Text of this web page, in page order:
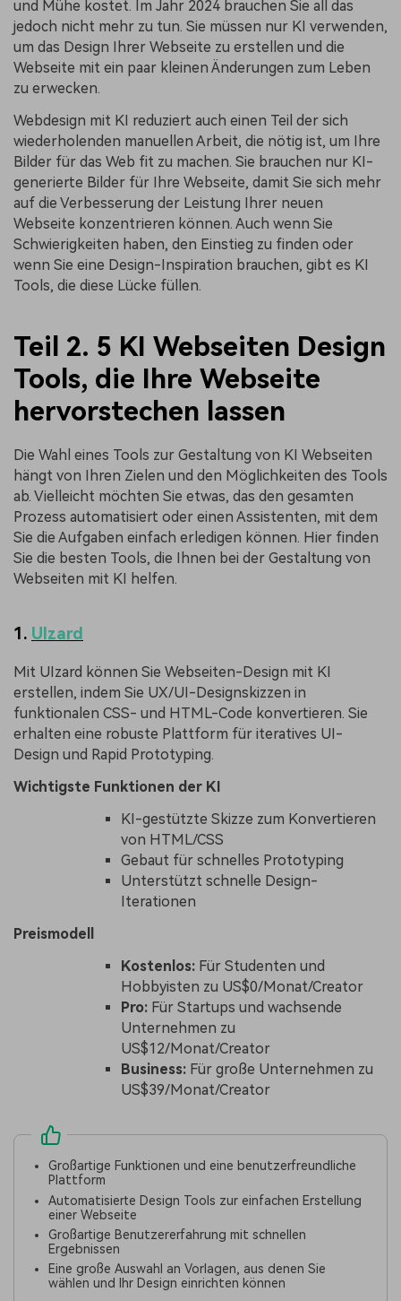
und Mühe kostet. Im Jahr 2024 brauchen Sie all das
jedoch nicht mehr zu tun. Sie müssen nur KI verwenden,
um das Design Ihrer Webseite zu erstellen und die
Webseite mit ein paar kleinen Änderungen zum Leben
zu erwecken.
Webdesign mit KI reduziert auch einen Teil der sich
wiederholenden manuellen Arbeit, die nötig ist, um Ihre
Bilder für das Web fit zu machen. Sie brauchen nur KI-
generierte Bilder für Ihre Webseite, damit Sie sich mehr
auf die Verbesserung der Leistung Ihrer neuen
Webseite konzentrieren können. Auch wenn Sie
Schwierigkeiten haben, den Einstieg zu finden oder
wenn Sie eine Design-Inspiration brauchen, gibt es KI
Tools, die diese Lücke füllen.
Teil 2. 5 KI Webseiten Design
Tools, die Ihre Webseite
hervorstechen lassen
Die Wahl eines Tools zur Gestaltung von KI Webseiten
hängt von Ihren Zielen und den Möglichkeiten des Tools
ab. Vielleicht möchten Sie etwas, das den gesamten
Prozess automatisiert oder einen Assistenten, mit dem
Sie die Aufgaben einfach erledigen können. Hier finden
Sie die besten Tools, die Ihnen bei der Gestaltung von
Webseiten mit KI helfen.
1. UIzard
Mit UIzard können Sie Webseiten-Design mit KI
erstellen, indem Sie UX/UI-Designskizzen in
funktionalen CSS- und HTML-Code konvertieren. Sie
erhalten eine robuste Plattform für iteratives UI-
Design und Rapid Prototyping.
Wichtigste Funktionen der KI
KI-gestützte Skizze zum Konvertieren
von HTML/CSS
Gebaut für schnelles Prototyping
Unterstützt schnelle Design-
Iterationen
Preismodell
Kostenlos: Für Studenten und
Hobbyisten zu US$0/Monat/Creator
Pro: Für Startups und wachsende
Unternehmen zu
US$12/Monat/Creator
Business: Für große Unternehmen zu
US$39/Monat/Creator
Großartige Funktionen und eine benutzerfreundliche
Plattform
Automatisierte Design Tools zur einfachen Erstellung
einer Webseite
Großartige Benutzererfahrung mit schnellen
Ergebnissen
Eine große Auswahl an Vorlagen, aus denen Sie
wählen und Ihr Design einrichten können